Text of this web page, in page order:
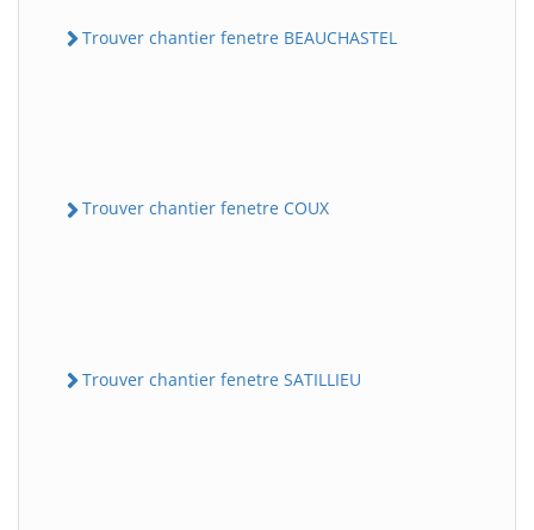
Trouver chantier fenetre BEAUCHASTEL
Trouver chantier fenetre COUX
Trouver chantier fenetre SATILLIEU